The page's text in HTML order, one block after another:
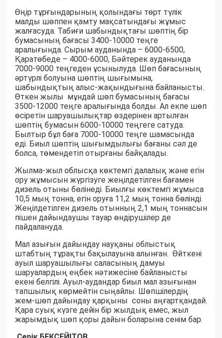
Өңір тұрғындарының қолындағы төрт түлік
малды шөппен қамту мақсатындағы жұмыс
жалғасуда. Табиғи шабындықтағы шөптің бір
бумасының бағасы 3400-10000 теңге
аралығында. Сырым ауданында – 6000-6500,
Қаратөбеде – 4000-6000, Бәйтерек ауданында
7000-9000 теңгеден ұсынылуда. Шөп бағасының
әртүрлі болуына шөптің шығымына,
шабындықтың алыс-жақындығына байланысты.
Өткен жылы мұндай шөп бумасының бағасы
3500-12000 теңге аралығында болды. Ал екпе шөп
өсіретін шаруашылықтар өздерінен артылған
шөптің бумасын 6000-10000 теңгеге сатуда.
Былтыр бұл баға 7000-10000 теңге шамасында
еді. Биыл шөптің шығымдылығы бағаны сәл де
болса, төмендетіп отырғаны байқалады.
Жылма-жыл облысқа көктемгі далалық және егін
ору жұмысын жүргізуге жеңілдетілген бағамен
дизель отыны бөлінеді. Биылғы көктемгі жұмыса
10,5 мың тонна, егін оруға 11,2 мың тонна бөлінді.
Жеңілдетілген дизель отынның 2,1 мың тоннасын
пішен дайындаушы тауар өндірушілер де
пайдалануда.
Мал азығын дайындау науқаны облыстық
штабтың тұрақты бақылауына алынған. Өйткені
ауыл шаруашылығы саласының дамуы
шаруалардың еңбек нәтижесіне байланысты
екені белгілі. Ауыл-аудандар биыл мал азығынан
тапшылық көрмейтін сыңайлы. Шөпшілердің
жем-шөп дайындау қарқыны соны аңғартқандай.
Қара суық күзге дейін бір жылдық емес, жыл
жарымдық шөп қоры дайын боларына сенім бар.